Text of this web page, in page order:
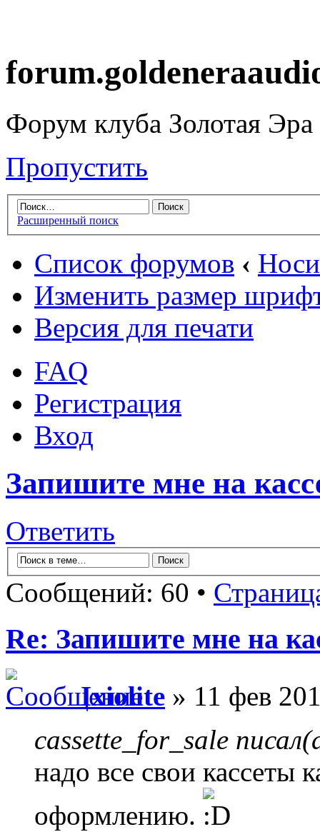
Форум клуба Золотая
Пропустить
Расширенный поиск
Список форумов ‹
Изменить размер
Версия для печати
FAQ
Регистрация
Вход
Запишите мне на
Ответить
Сообщений: 60 •
Re: Запишите мне на
Ixiolite » 11 фев
cassette_for_sale
надо все свои кассеты
оформлению.